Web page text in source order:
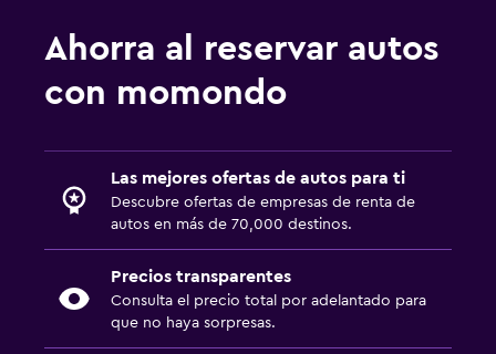
Ahorra al reservar autos
con momondo
Las mejores ofertas de autos para ti
Descubre ofertas de empresas de renta de
autos en más de 70,000 destinos.
Precios transparentes
Consulta el precio total por adelantado para
que no haya sorpresas.